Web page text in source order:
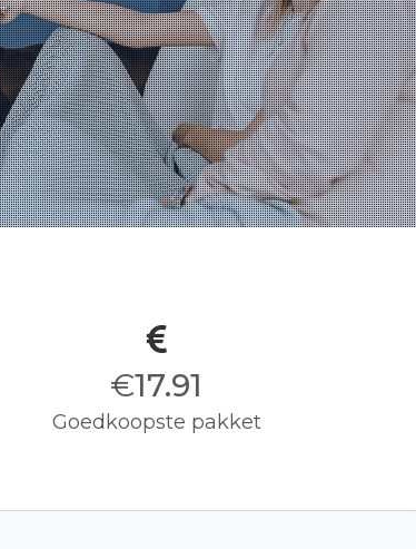
€18.00
Goedkoopste pakket